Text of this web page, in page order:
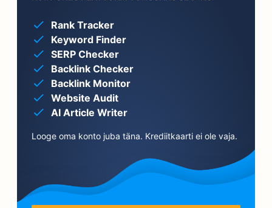
Rank Tracker
Keyword Finder
SERP Checker
Backlink Checker
Backlink Monitor
Website Audit
AI Article Writer
Looge oma konto juba täna. Krediitkaarti ei ole vaja.